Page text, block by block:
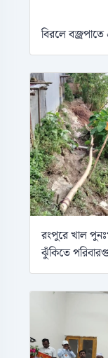
বিরলে
রংপুরে খাল
ঝুঁকিতে